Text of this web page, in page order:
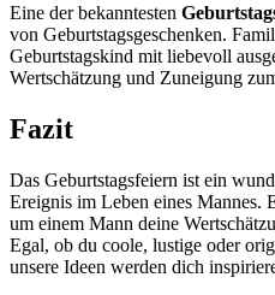
Eine der bekanntesten
von Geburtstagsgeschenken.
Geburtstagskind mit liebevoll
Wertschätzung und Zuneigung
Fazit
Das Geburtstagsfeiern ist ein
Ereignis im Leben eines Mannes.
um einem Mann deine
Egal, ob du coole, lustige oder
unsere Ideen werden dich